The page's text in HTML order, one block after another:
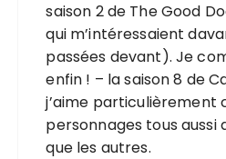
saison 2 de The Good
qui m’intéressaient
passées devant). Je
enfin ! – la saison 8 de
j’aime particulièrement
personnages tous aussi
que les autres.